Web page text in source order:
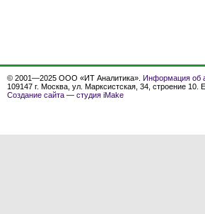
© 2001—2025 ООО «ИТ Аналитика». Информация об
109147 г. Москва, ул. Марксистская, 34, строение 10.
Создание сайта — студия iMake